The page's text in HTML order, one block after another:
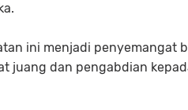
ini menjadi penyemangat
juang dan pengabdian